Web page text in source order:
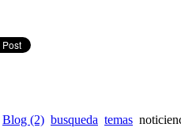
Blog (2) busqueda temas